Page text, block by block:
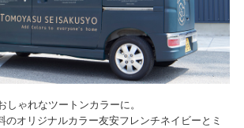
しゃれなツートンカラーに。
オリジナルカラー友安フレンチネイビーとミ